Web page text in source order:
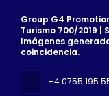
Group G4
Turismo 700/2019 |
Imágenes
coincidencia.
+4 0755 195